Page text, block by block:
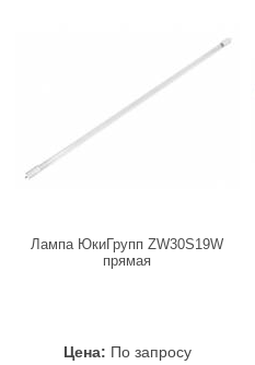
Лампа ЮкиГрупп ZW30S19W
прямая
Цена: По запросу